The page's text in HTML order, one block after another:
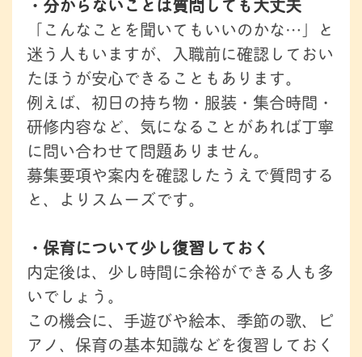
「こんなことを聞いてもいいのかな…」と
迷う人もいますが、入職前に確認しておい
たほうが安心できることもあります。
例えば、初日の持ち物・服装・集合時間・
研修内容など、気になることがあれば丁寧
に問い合わせて問題ありません。
募集要項や案内を確認したうえで質問する
と、よりスムーズです。
・保育について少し復習しておく
内定後は、少し時間に余裕ができる人も多
いでしょう。
この機会に、手遊びや絵本、季節の歌、ピ
アノ、保育の基本知識などを復習しておく